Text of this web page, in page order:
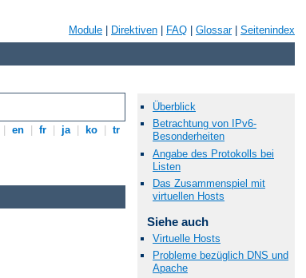
Module Direktiven FAQ Glossar| Seitenindex
en fr ja ko tr
Überblick
Betrachtung von IPv6-
Besonderheiten
Angabe des Protokolls bei
Listen
Das Zusammenspiel mit
virtuellen Hosts
Siehe auch
Virtuelle Hosts
Probleme bezüglich DNS und
Apache